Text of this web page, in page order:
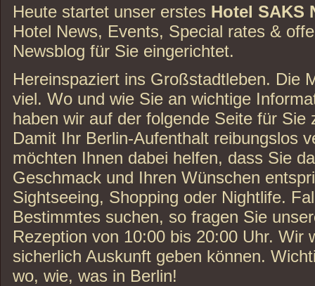
Heute startet unser erstes Hotel SAKS
Hotel News, Events, Special rates &
Newsblog für Sie eingerichtet.
Hereinspaziert ins Großstadtleben. Die
viel. Wo und wie Sie an wichtige
haben wir auf der folgende Seite für Sie
Damit Ihr Berlin-Aufenthalt reibungslos
möchten Ihnen dabei helfen, dass Sie
Geschmack und Ihren Wünschen
Sightseeing, Shopping oder Nightlife.
Bestimmtes suchen, so fragen Sie
Rezeption von 10:00 bis 20:00 Uhr. Wir
sicherlich Auskunft geben können.
wo, wie, was in Berlin!